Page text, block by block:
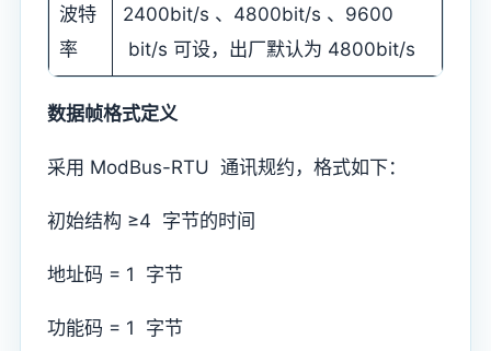
波特
率
2400bit/s 、4800bit/s 、9600
bit/s 可设，出厂默认为 4800bit/s
数据帧格式定义
采用 ModBus-RTU 通讯规约，格式如下：
初始结构 ≥4 字节的时间
地址码 = 1 字节
功能码 = 1 字节